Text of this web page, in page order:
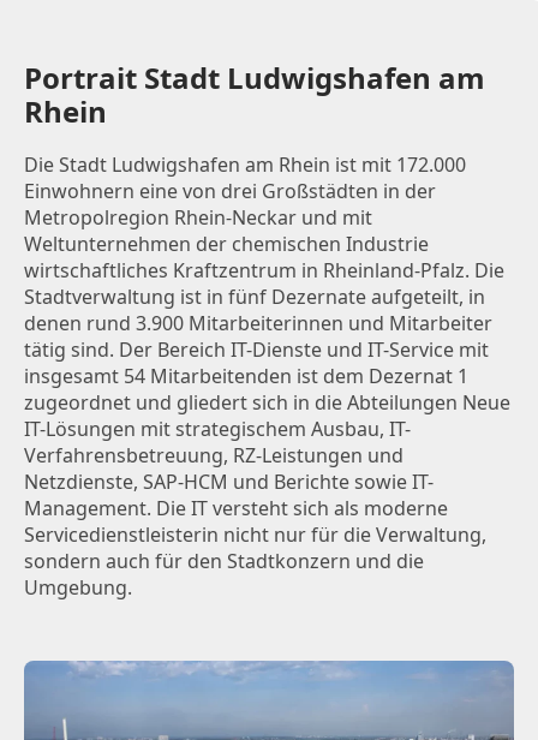
Portrait Stadt Ludwigshafen am
Rhein
Die Stadt Ludwigshafen am Rhein ist mit 172.000
Einwohnern eine von drei Großstädten in der
Metropolregion Rhein-Neckar und mit
Weltunternehmen der chemischen Industrie
wirtschaftliches Kraftzentrum in Rheinland-Pfalz. Die
Stadtverwaltung ist in fünf Dezernate aufgeteilt, in
denen rund 3.900 Mitarbeiterinnen und Mitarbeiter
tätig sind. Der Bereich IT-Dienste und IT-Service mit
insgesamt 54 Mitarbeitenden ist dem Dezernat 1
zugeordnet und gliedert sich in die Abteilungen Neue
IT-Lösungen mit strategischem Ausbau, IT-
Verfahrensbetreuung, RZ-Leistungen und
Netzdienste, SAP-HCM und Berichte sowie IT-
Management. Die IT versteht sich als moderne
Servicedienstleisterin nicht nur für die Verwaltung,
sondern auch für den Stadtkonzern und die
Umgebung.